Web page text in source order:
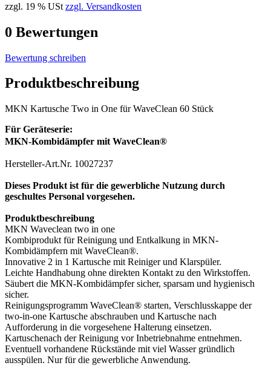
zzgl. 19 % USt zzgl. Versandkosten
0 Bewertungen
Bewertung schreiben
Produktbeschreibung
MKN Kartusche Two in One für WaveClean 60 Stück
Für Geräteserie:
MKN-Kombidämpfer mit WaveClean®
Hersteller-Art.Nr. 10027237
Dieses Produkt ist für die gewerbliche Nutzung durch
geschultes Personal vorgesehen.
Produktbeschreibung
MKN Waveclean two in one
Kombiprodukt für Reinigung und Entkalkung in MKN-
Kombidämpfern mit WaveClean®.
Innovative 2 in 1 Kartusche mit Reiniger und Klarspüler.
Leichte Handhabung ohne direkten Kontakt zu den Wirkstoffen.
Säubert die MKN-Kombidämpfer sicher, sparsam und hygienisch
sicher.
Reinigungsprogramm WaveClean® starten, Verschlusskappe der
two-in-one Kartusche abschrauben und Kartusche nach
Aufforderung in die vorgesehene Halterung einsetzen.
Kartuschenach der Reinigung vor Inbetriebnahme entnehmen.
Eventuell vorhandene Rückstände mit viel Wasser gründlich
ausspülen. Nur für die gewerbliche Anwendung.